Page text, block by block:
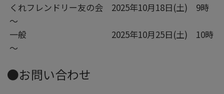
くれフレンドリー友の会 2025年10月18日(土) 9時
～
一般 2025年10月25日(土) 10時
～
●お問い合わせ